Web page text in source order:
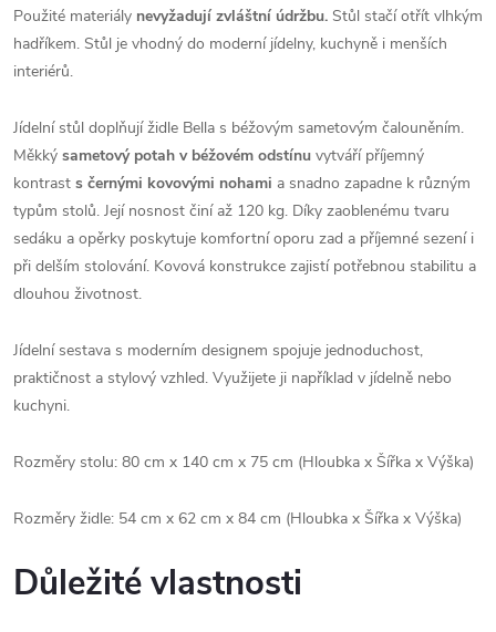
Použité materiály nevyžadují zvláštní údržbu. Stůl stačí otřít vlhkým
hadříkem. Stůl je vhodný do moderní jídelny, kuchyně i menších
interiérů.
Jídelní stůl doplňují židle Bella s béžovým sametovým čalouněním.
Měkký sametový potah v béžovém odstínu vytváří příjemný
kontrast s černými kovovými nohami a snadno zapadne k různým
typům stolů. Její nosnost činí až 120 kg. Díky zaoblenému tvaru
sedáku a opěrky poskytuje komfortní oporu zad a příjemné sezení i
při delším stolování. Kovová konstrukce zajistí potřebnou stabilitu a
dlouhou životnost.
Jídelní sestava s moderním designem spojuje jednoduchost,
praktičnost a stylový vzhled. Využijete ji například v jídelně nebo
kuchyni.
Rozměry stolu: 80 cm x 140 cm x 75 cm (Hloubka x Šířka x Výška)
Rozměry židle: 54 cm x 62 cm x 84 cm (Hloubka x Šířka x Výška)
Důležité vlastnosti